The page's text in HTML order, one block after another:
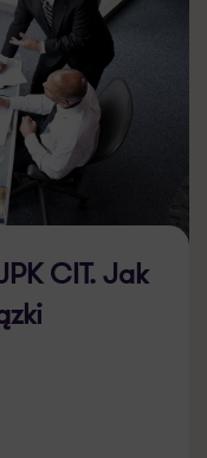
CIT. Jak